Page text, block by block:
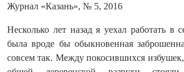
Журнал «Казань», № 5, 2016
Несколько лет назад я уехал работать в
была вроде бы обыкновенная
совсем так. Между покосившихся